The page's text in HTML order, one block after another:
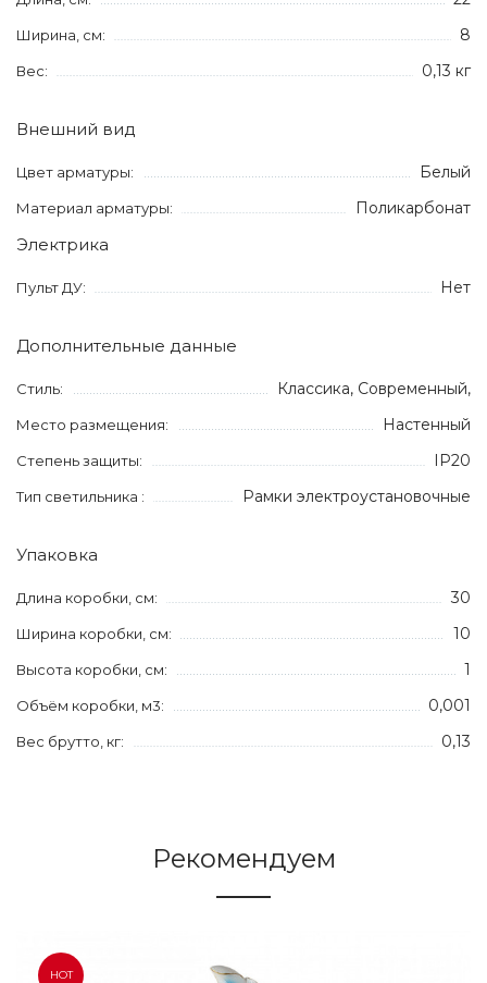
Ширина, см: 8
Вес: 0,13 кг
Внешний вид
Цвет арматуры: Белый
Материал арматуры: Поликарбонат
Электрика
Пульт ДУ: Нет
Дополнительные данные
Стиль: Классика, Современный,
Место размещения: Настенный
Степень защиты: IP20
Тип светильника : Рамки электроустановочные
Упаковка
Длина коробки, см: 30
Ширина коробки, см: 10
Высота коробки, см: 1
Объём коробки, м3: 0,001
Вес брутто, кг: 0,13
Рекомендуем
HOT